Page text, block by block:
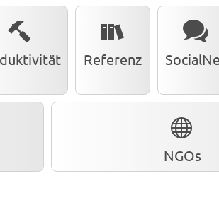
Referenz
NGOs